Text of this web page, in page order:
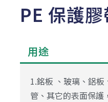
PE 保護
用途
1.銘板 、玻璃、鋁
管、其它的表面保護